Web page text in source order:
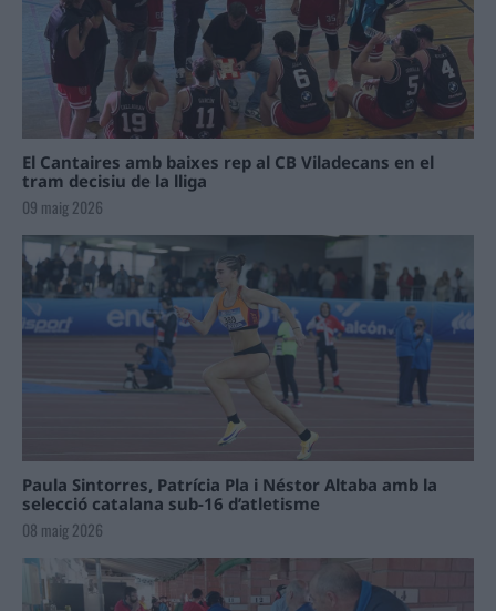
El Cantaires amb baixes rep al CB Viladecans en el
tram decisiu de la lliga
09 maig 2026
Paula Sintorres, Patrícia Pla i Néstor Altaba amb la
selecció catalana sub-16 d’atletisme
08 maig 2026